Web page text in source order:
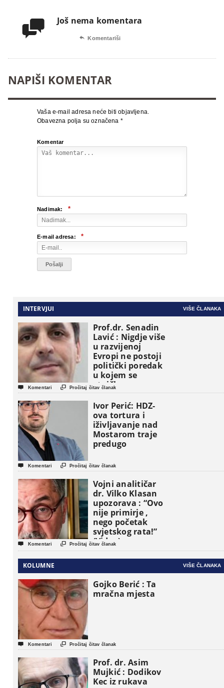
 Još nema komentara
 Komentariši
NAPIŠI KOMENTAR
Vaša e-mail adresa neće biti objavljena.
Obavezna polja su označena *
Komentar
Nadimak: *
E-mail adresa: *
INTERVJUI VIŠE ČLANAKA
Prof.dr. Senadin
Lavić : Nigdje više
u razvijenoj
Evropi ne postoji
politički poredak
u kojem se
etničke grupe
pojavljuju kao
osnovne
političke jedinice
 Komentari  Pročitaj čitav članak
Ivor Perić: HDZ-
ova tortura i
iživljavanje nad
Mostarom traje
predugo
 Komentari  Pročitaj čitav članak
Vojni analitičar
dr. Vilko Klasan
upozorava : “Ovo
nije primirje ,
nego početak
svjetskog rata!”
(Video)
 Komentari  Pročitaj čitav članak
KOLUMNE VIŠE ČLANAKA
Gojko Berić : Ta
mračna mjesta
 Komentari  Pročitaj čitav članak
Prof. dr. Asim
Mujkić : Dodikov
Kec iz rukava